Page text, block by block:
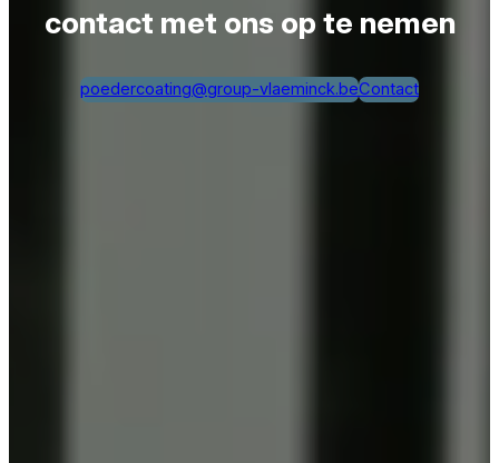
contact met ons op te nemen
poedercoating@group-vlaeminck.beContact